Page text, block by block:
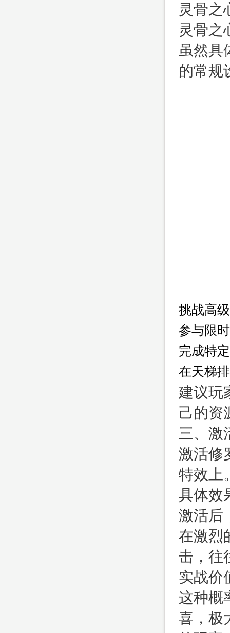
灵骨之
灵骨之
虽然具
的常规
挑战高
参与限
完成特
在天梯
建议玩
己的资
三、激
激活修
特效上
具体效
激活后
在激烈
击，往
实战价
这种概
喜，极